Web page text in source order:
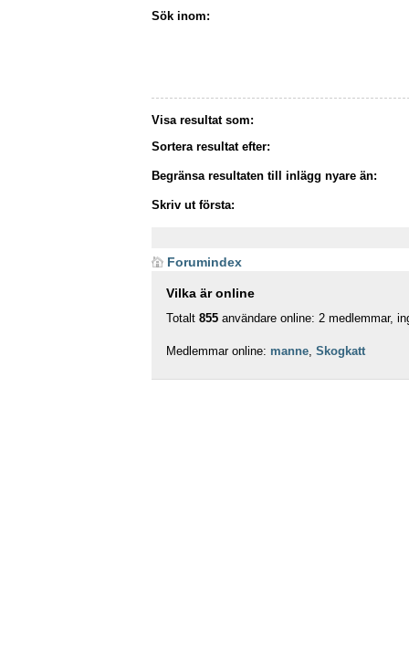
Sök inom:
Visa resultat som:
Sortera resultat efter:
Begränsa resultaten till inlägg nyare än:
Skriv ut första:
Forumindex
Vilka är online
Totalt 855 användare online: 2 medlemmar,
Medlemmar online: manne Skogkatt